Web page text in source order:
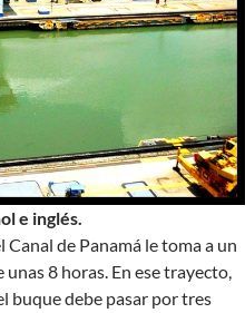
e inglés.
de Panamá le toma a un
8 horas. En ese trayecto,
buque debe pasar por tres